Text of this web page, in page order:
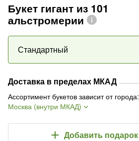
Букет гигант из 101
альстромерии
Стандартный
Доставка в пределах МКАД
Ассортимент букетов зависит от города:
Москва (внутри МКАД)
Добавить подарок